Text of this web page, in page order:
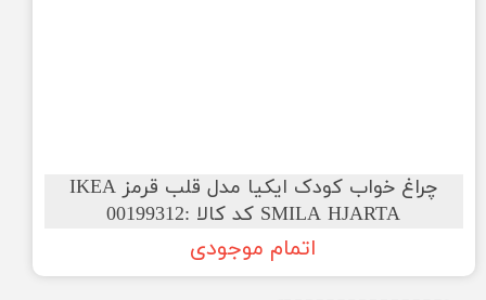
چراغ خواب کودک ایکیا مدل قلب قرمز IKEA
SMILA HJARTA کد کالا :00199312
اتمام موجودی